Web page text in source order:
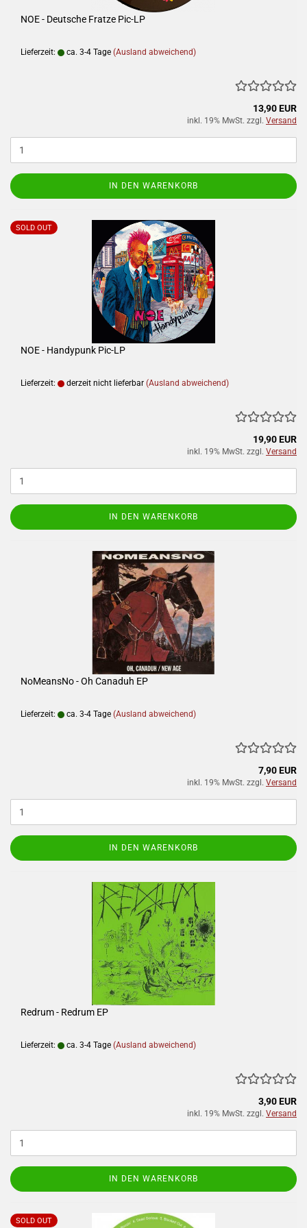
NOE - Deutsche Fratze Pic-LP
Lieferzeit: ca. 3-4 Tage (Ausland abweichend)
13,90 EUR
inkl. 19% MwSt. zzgl. Versand
IN DEN WARENKORB
SOLD OUT
NOE - Handypunk Pic-LP
Lieferzeit: derzeit nicht lieferbar (Ausland abweichend)
19,90 EUR
inkl. 19% MwSt. zzgl. Versand
IN DEN WARENKORB
NoMeansNo - Oh Canaduh EP
Lieferzeit: ca. 3-4 Tage (Ausland abweichend)
7,90 EUR
inkl. 19% MwSt. zzgl. Versand
IN DEN WARENKORB
Redrum - Redrum EP
Lieferzeit: ca. 3-4 Tage (Ausland abweichend)
3,90 EUR
inkl. 19% MwSt. zzgl. Versand
IN DEN WARENKORB
SOLD OUT